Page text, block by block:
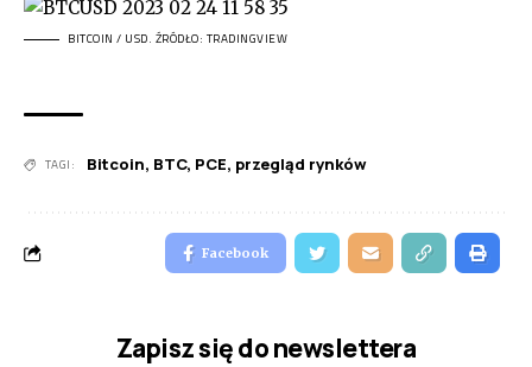
BITCOIN / USD. ŹRÓDŁO: TRADINGVIEW
TAGI: Bitcoin, BTC, PCE, przegląd rynków
Facebook
Zapisz się do newslettera